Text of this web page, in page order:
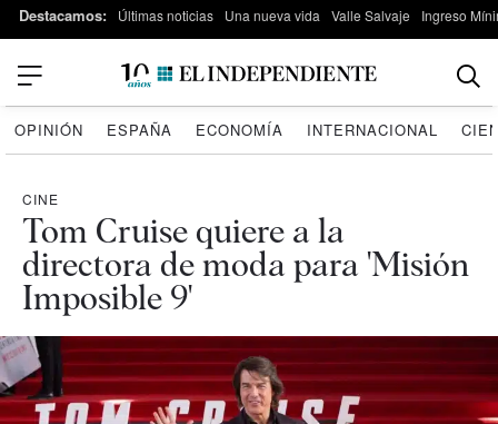
Destacamos: Últimas noticias Una nueva vida Valle Salvaje Ingreso
OPINIÓN ESPAÑA ECONOMÍA INTERNACIONAL
CINE
Tom Cruise quiere a la
directora de moda para 'Misión
Imposible 9'